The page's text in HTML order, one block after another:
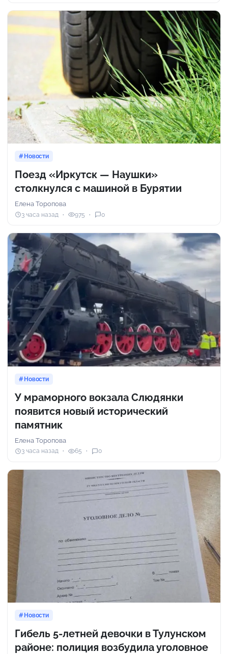
Новости
Поезд «Иркутск — Наушки»
столкнулся с машиной в Бурятии
Елена Торопова
3 часа назад 975 0
Новости
У мраморного вокзала Слюдянки
появится новый исторический
памятник
Елена Торопова
3 часа назад 65 0
Новости
Гибель 5-летней девочки в Тулунском
районе: полиция возбудила уголовное